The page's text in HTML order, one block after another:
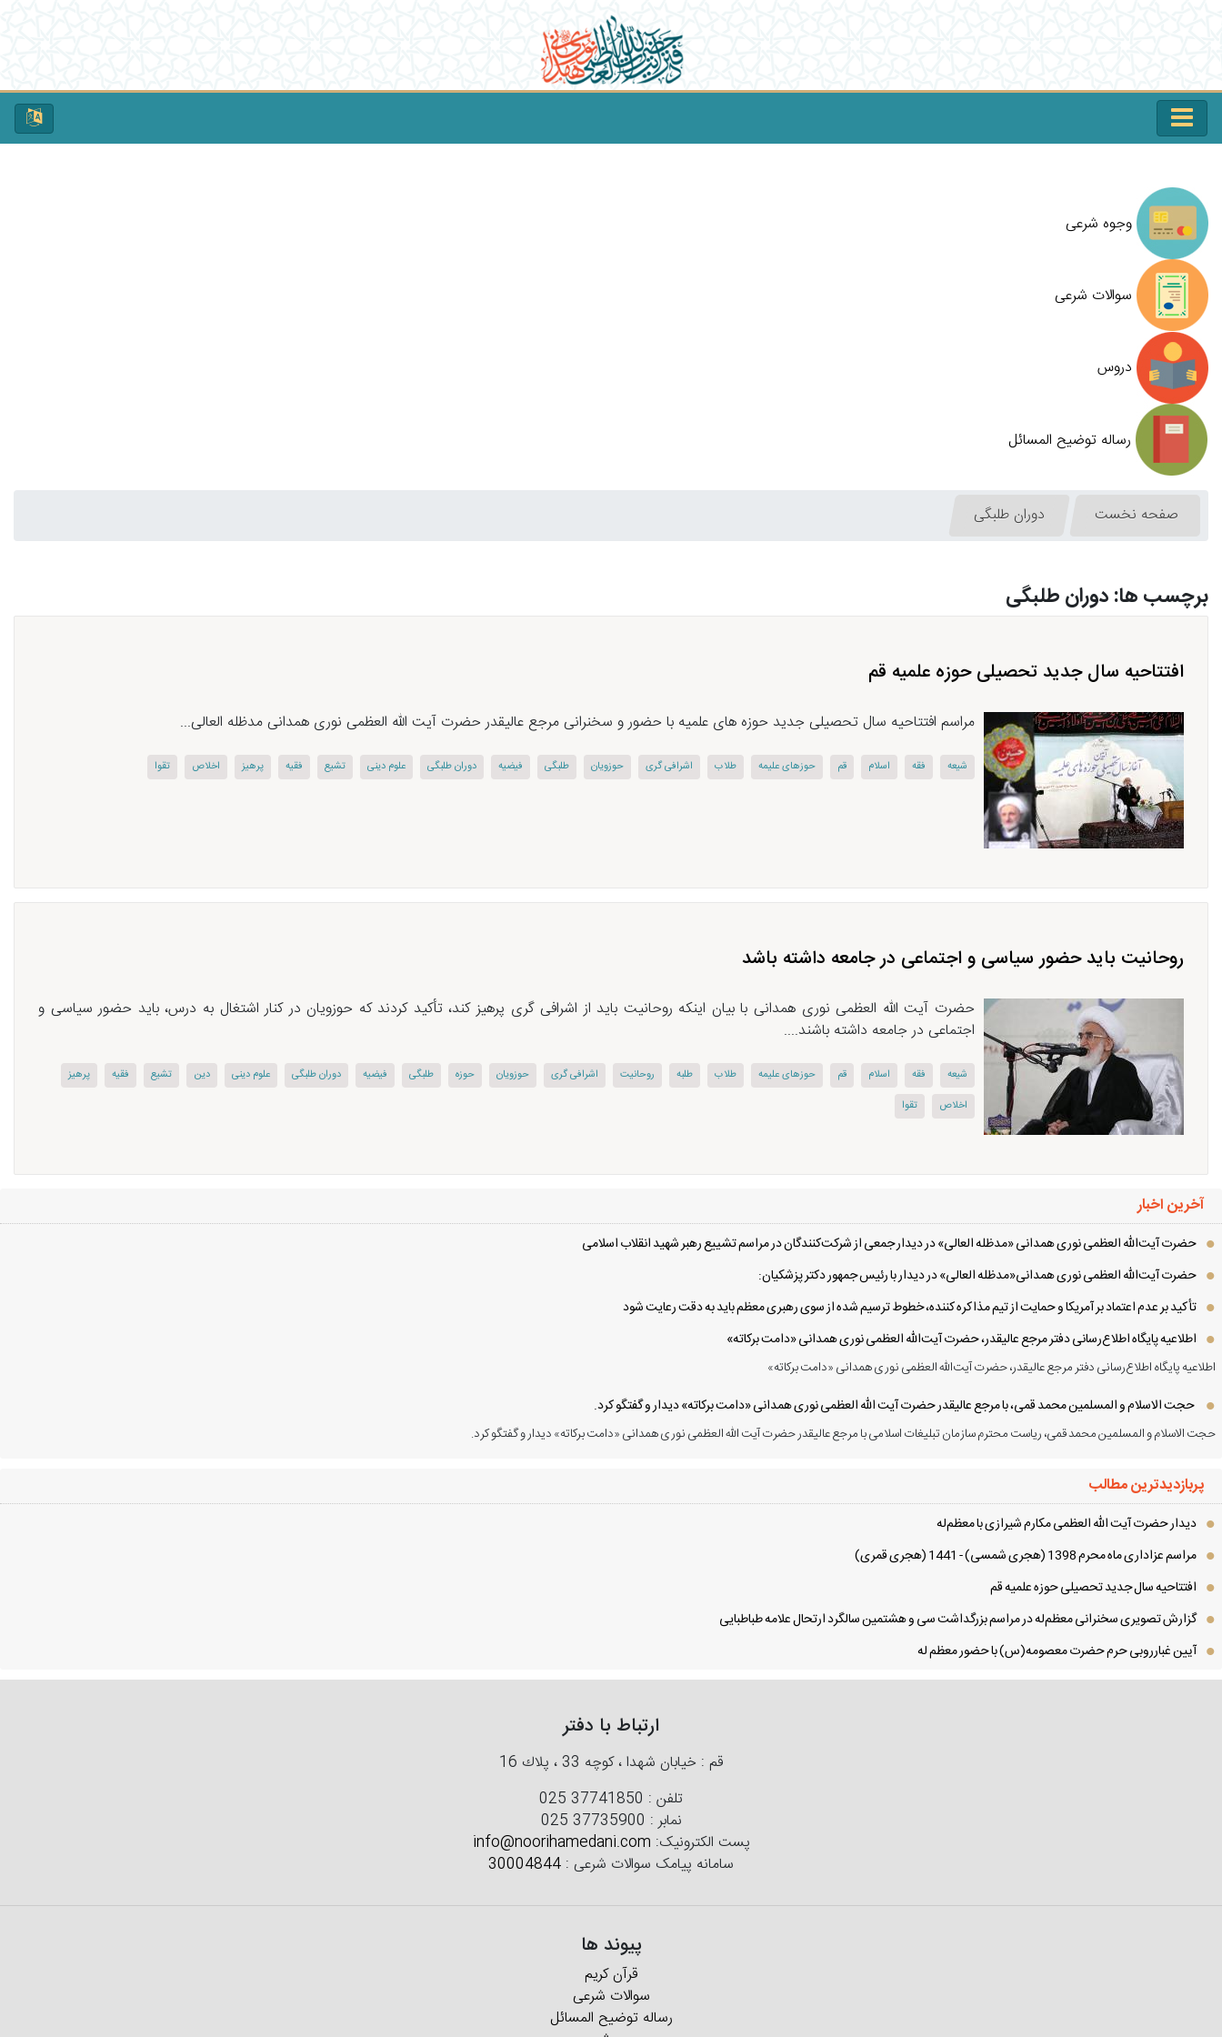
وجوه شرعی
سوالات شرعی
دروس
رساله توضیح المسائل
صفحه نخست دوران طلبگی
برچسب ها: دوران طلبگی
افتتاحیه سال جدید تحصیلی حوزه علمیه قم
مراسم افتتاحیه سال تحصیلی جدید حوزه های علمیه با حضور و سخنرانی مرجع عالیقدر حضرت آیت الله العظمی نوری همدانی مدظله العالی...
شیعه فقه اسلام قم حوزهای علیمه طلاب اشرافی گری حوزویان طلبگی فیضیه دوران طلبگی علوم دینی تشیع فقیه پرهیز اخلاص تقوا
روحانیت باید حضور سیاسی و اجتماعی در جامعه داشته باشد
حضرت آیت الله العظمی نوری همدانی با بیان اینکه روحانیت باید از اشرافی گری پرهیز کند، تأکید کردند که حوزویان در کنار اشتغال به درس، باید حضور سیاسی و
اجتماعی در جامعه داشته باشند....
شیعه فقه اسلام قم حوزهای علیمه طلاب طلبه روحانیت اشرافی گری حوزویان حوزه طلبگی فیضیه دوران طلبگی علوم دینی دین تشیع فقیه
پرهیز
اخلاص
تقوا
آخرین اخبار
حضرت آیت‌الله العظمی نوری همدانی «مدظله العالی» در دیدار جمعی از شرکت‌کنندگان در مراسم تشییع رهبر شهید انقلاب اسلامی
حضرت آیت‌الله العظمی نوری همدانی«مدظله العالی» در دیدار با رئیس جمهور دکتر پزشکیان:
تأکید بر عدم اعتماد بر آمریکا و حمایت از تیم مذاکره کننده، خطوط ترسیم شده از سوی رهبری معظم باید به دقت رعایت شود
اطلاعیه پایگاه اطلاع‌رسانی دفتر مرجع عالیقدر، حضرت آیت‌الله العظمی نوری همدانی «دامت برکاته»
اطلاعیه پایگاه اطلاع‌رسانی دفتر مرجع عالیقدر، حضرت آیت‌الله العظمی نوری همدانی «دامت برکاته»
حجت الاسلام و المسلمین محمد قمی، با مرجع عالیقدر حضرت آیت الله العظمی نوری همدانی «دامت برکاته» دیدار و گفتگو کرد.
حجت الاسلام و المسلمین محمد قمی، ریاست محترم سازمان تبلیغات اسلامی با مرجع عالیقدر حضرت آیت الله العظمی نوری همدانی «دامت برکاته» دیدار و گفتگو کرد.
پربازدیدترین مطالب
دیدار حضرت آیت الله العظمی مكارم شیرازی با معظم‌له
مراسم عزاداری ماه محرم 1398 (هجری شمسی) - 1441 (هجری قمری)
افتتاحیه سال جدید تحصیلی حوزه علمیه قم
گزارش تصویری سخنرانی معظم‌له در مراسم بزرگداشت سی و هشتمین سالگرد ارتحال علامه طباطبایی
آیین غبارروبی حرم حضرت معصومه(س) با حضور معظم له
ارتباط با دفتر
قم : خیابان شهدا ، كوچه 33 ، پلاك 16
تلفن : 025 37741850
نمابر : 025 37735900
پست الکترونیک: info@noorihamedani.com
سامانه پیامک سوالات شرعی : 30004844
پیوند ها
قرآن کریم
سوالات شرعی
رساله توضیح المسائل